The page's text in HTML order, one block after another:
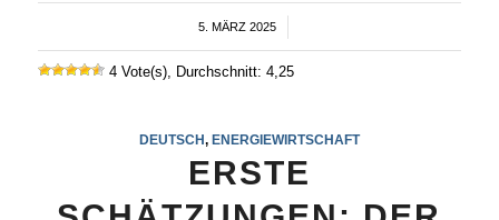
5. MÄRZ 2025
/
4 Vote(s), Durchschnitt: 4,25
DEUTSCH, ENERGIEWIRTSCHAFT
ERSTE